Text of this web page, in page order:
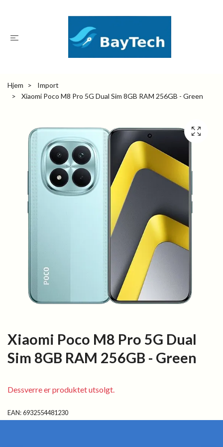
Hjem
Import
Xiaomi Poco M8 Pro 5G Dual Sim 8GB RAM 256GB - Green
Xiaomi Poco M8 Pro 5G Dual
Sim 8GB RAM 256GB - Green
Dessverre er produktet utsolgt.
EAN:6932554481230